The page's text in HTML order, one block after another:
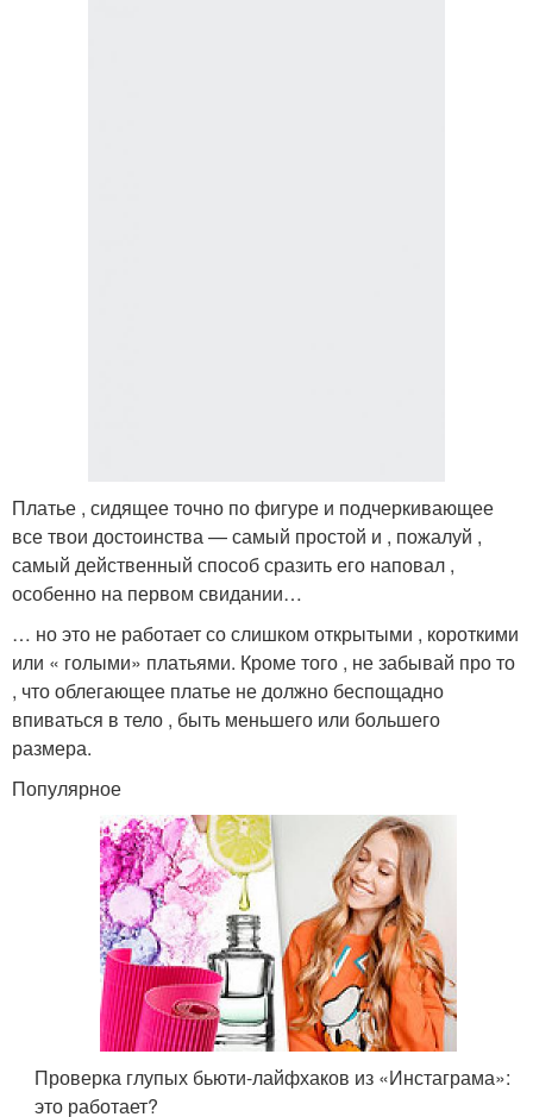
Платье , сидящее точно по фигуре и подчеркивающее
все твои достоинства — самый простой и , пожалуй ,
самый действенный способ сразить его наповал ,
особенно на первом свидании…
… но это не работает со слишком открытыми , короткими
или « голыми» платьями. Кроме того , не забывай про то
, что облегающее платье не должно беспощадно
впиваться в тело , быть меньшего или большего
размера.
Популярное
Проверка глупых бьюти-лайфхаков из «Инстаграма»:
это работает?